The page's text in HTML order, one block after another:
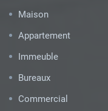
Maison
Appartement
Immeuble
Bureaux
Commercial